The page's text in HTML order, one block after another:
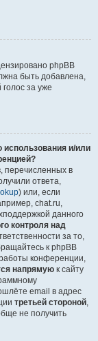
phpBB
быть добавлена,
голос за уже
использования и/или
перечисленных в
ответа,
) или, если
chat.ru,
данного
контроля над
за то,
к phpBB
конференции,
напрямую к сайту
email в адрес
третьей стороной,
не получить